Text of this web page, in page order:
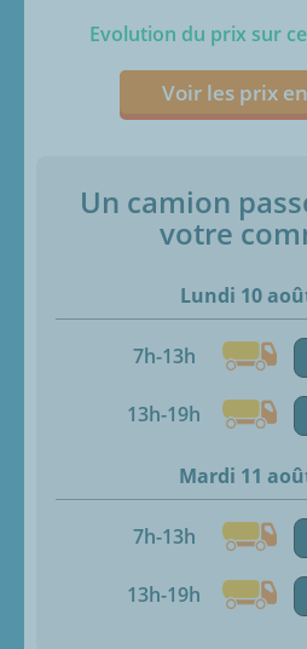
Evolution du prix sur
Voir les prix
Un camion
votre
Lundi 10
7h-13h
13h-19h
Mardi 11
7h-13h
13h-19h